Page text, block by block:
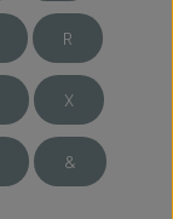
R
X
&